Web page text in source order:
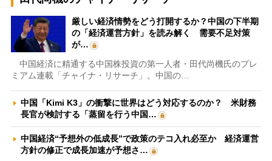
厳しい経済情勢をどう打開するか？中国の下半期
の「経済運営方針」を読み解く 需要不足対策
が…
中国経済に精通する中国株投資の第一人者・田代尚機氏のプレ
ミアム連載「チャイナ・リサーチ」。中国の…
中国「Kimi K3」の衝撃に世界はどう対応するのか？ 米財務
長官が検討する「蒸留を行う中国…
中国経済“予想外の低成長”で政策のテコ入れ必至か 経済運営
方針の修正で成長加速が予想さ…